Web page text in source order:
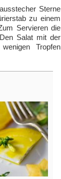
Sterne
zu einem
Servieren die
Salat mit der
Tropfen